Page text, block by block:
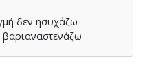
δεν ησυχάζω
βαριαναστενάζω